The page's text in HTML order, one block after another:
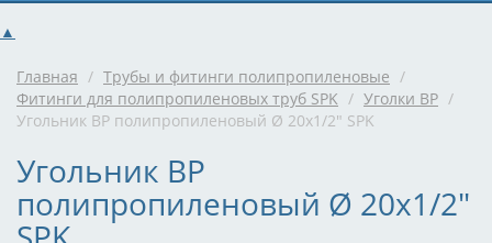
▲
Главная / Трубы и фитинги полипропиленовые /
Фитинги для полипропиленовых труб SPK / Уголки ВР /
Угольник ВР полипропиленовый Ø 20x1/2" SPK
Угольник ВР
полипропиленовый Ø 20x1/2"